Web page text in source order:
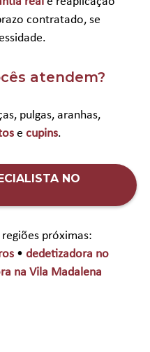
contratado, se
atendem?
pulgas, aranhas,
e cupins.
NO
próximas:
• dedetizadora no
na Vila Madalena